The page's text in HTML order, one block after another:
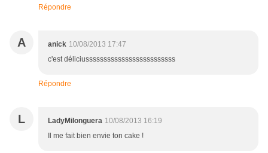
Répondre
A anick 10/08/2013 17:47
c'est déliciusssssssssssssssssssssssss
Répondre
L LadyMilonguera 10/08/2013 16:19
Il me fait bien envie ton cake !